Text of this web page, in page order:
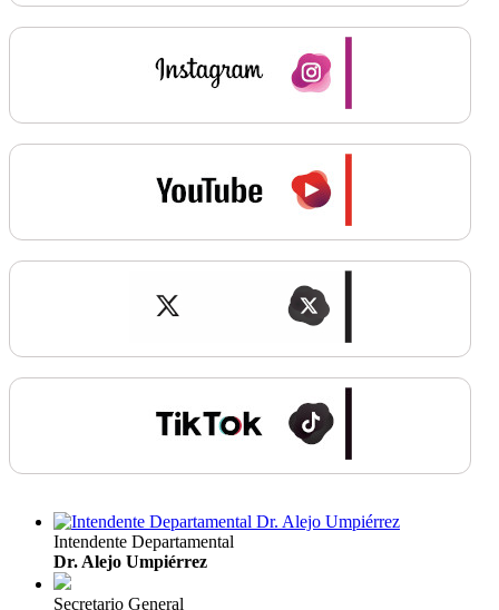
Intendente Departamental
Dr. Alejo Umpiérrez
Secretario General